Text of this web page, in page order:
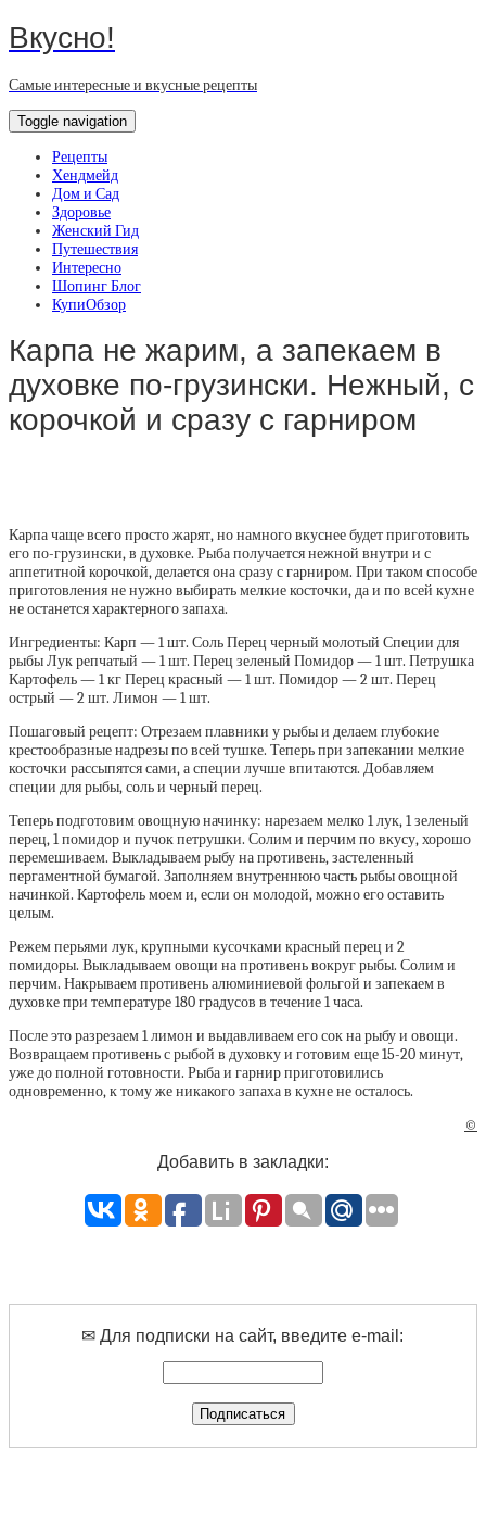
Вкусно!
Самые интересные и вкусные рецепты
Toggle navigation
Рецепты
Хендмейд
Дом и Сад
Здоровье
Женский Гид
Путешествия
Интересно
Шопинг Блог
КупиОбзор
Карпа не жарим, а запекаем в
духовке по-грузински. Нежный, с
корочкой и сразу с гарниром
Карпа чаще всего просто жарят, но намного вкуснее будет приготовить
его по-грузински, в духовке. Рыба получается нежной внутри и с
аппетитной корочкой, делается она сразу с гарниром. При таком способе
приготовления не нужно выбирать мелкие косточки, да и по всей кухне
не останется характерного запаха.
Ингредиенты: Карп — 1 шт. Соль Перец черный молотый Специи для
рыбы Лук репчатый — 1 шт. Перец зеленый Помидор — 1 шт. Петрушка
Картофель — 1 кг Перец красный — 1 шт. Помидор — 2 шт. Перец
острый — 2 шт. Лимон — 1 шт.
Пошаговый рецепт: Отрезаем плавники у рыбы и делаем глубокие
крестообразные надрезы по всей тушке. Теперь при запекании мелкие
косточки рассыпятся сами, а специи лучше впитаются. Добавляем
специи для рыбы, соль и черный перец.
Теперь подготовим овощную начинку: нарезаем мелко 1 лук, 1 зеленый
перец, 1 помидор и пучок петрушки. Солим и перчим по вкусу, хорошо
перемешиваем. Выкладываем рыбу на противень, застеленный
пергаментной бумагой. Заполняем внутреннюю часть рыбы овощной
начинкой. Картофель моем и, если он молодой, можно его оставить
целым.
Режем перьями лук, крупными кусочками красный перец и 2
помидоры. Выкладываем овощи на противень вокруг рыбы. Солим и
перчим. Накрываем противень алюминиевой фольгой и запекаем в
духовке при температуре 180 градусов в течение 1 часа.
После это разрезаем 1 лимон и выдавливаем его сок на рыбу и овощи.
Возвращаем противень с рыбой в духовку и готовим еще 15-20 минут,
уже до полной готовности. Рыба и гарнир приготовились
одновременно, к тому же никакого запаха в кухне не осталось.
©
Добавить в закладки:
✉ Для подписки на сайт, введите e-mail: